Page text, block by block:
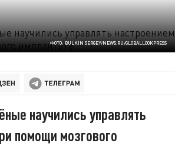
ФОТО: BULKIN SERGEY/NEWS.RU/GLOBALLOOKPRESS
научились управлять
помощи мозгового